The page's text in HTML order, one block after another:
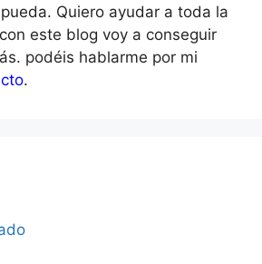
Quiero ayudar a toda la
este blog voy a conseguir
podéis hablarme por mi
.